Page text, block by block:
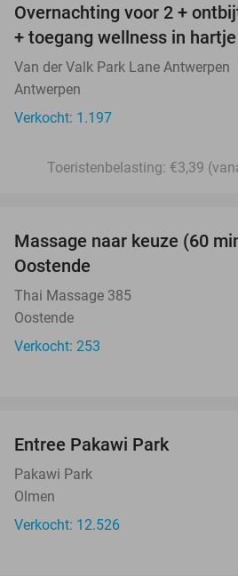
Overnachting voor 2 +
+ toegang wellness in
Van der Valk Park Lane Antwerpen
Antwerpen
Verkocht: 1.197
Toeristenbelasting: €3,39
Massage naar keuze (60
Oostende
Thai Massage 385
Oostende
Verkocht: 253
Entree Pakawi Park
Pakawi Park
Olmen
Verkocht: 12.526